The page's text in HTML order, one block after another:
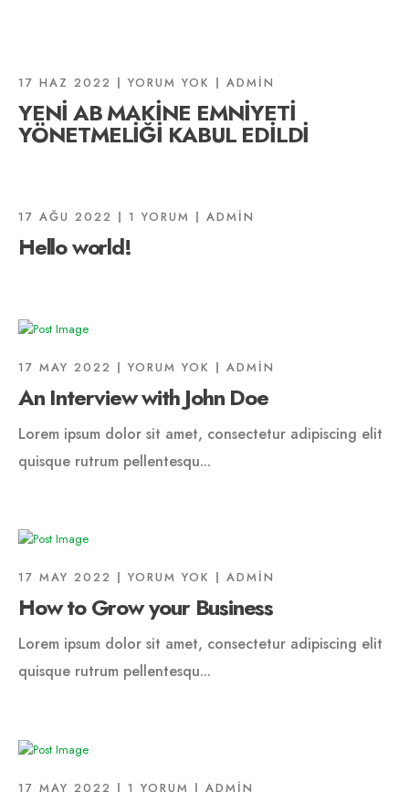
17 HAZ 2022 YORUM YOK ADMIN
YENİ AB MAKİNE EMNİYETİ
YÖNETMELİĞİ KABUL EDİLDİ
17 AĞU 2022 1 YORUM ADMIN
Hello world!
17 MAY 2022 YORUM YOK ADMIN
An Interview with John Doe
Lorem ipsum dolor sit amet, consectetur adipiscing elit
quisque rutrum pellentesqu...
17 MAY 2022 YORUM YOK ADMIN
How to Grow your Business
Lorem ipsum dolor sit amet, consectetur adipiscing elit
quisque rutrum pellentesqu...
17 MAY 2022 1 YORUM ADMIN